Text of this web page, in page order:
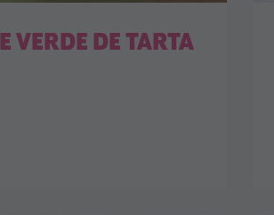
VERDE DE TARTA